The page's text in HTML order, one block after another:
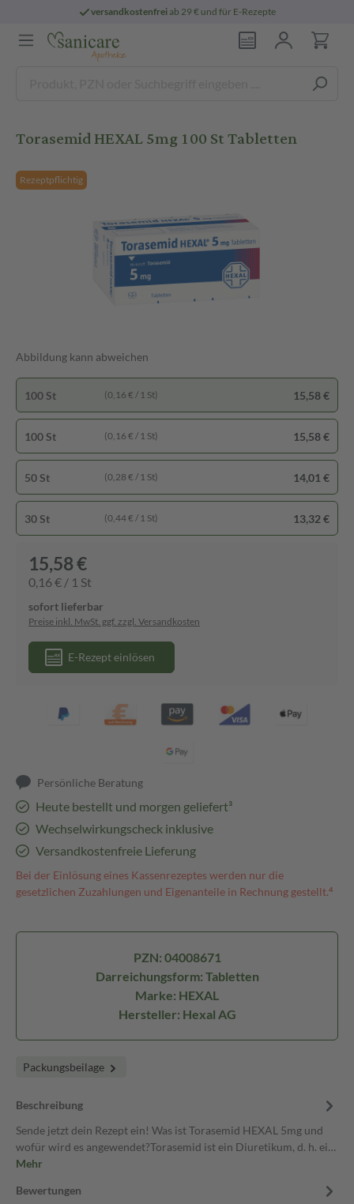
versandkostenfreiab 29 € und für E-Rezepte
Torasemid HEXAL 5mg 100 St Tabletten
Rezeptpflichtig
Abbildung kann abweichen
100 St (0,16 € / 1 St) 15,58 €
100 St (0,16 € / 1 St) 15,58 €
50 St (0,28 € / 1 St) 14,01 €
30 St (0,44 € / 1 St) 13,32 €
15,58 €
0,16 € / 1 St
sofort lieferbar
Preise inkl. MwSt. ggf. zzgl. Versandkosten
E-Rezept einlösen
Persönliche Beratung
Heute bestellt und morgen geliefert³
Wechselwirkungscheck inklusive
Versandkostenfreie Lieferung
Bei der Einlösung eines Kassenrezeptes werden nur die
gesetzlichen Zuzahlungen und Eigenanteile in Rechnung gestellt.⁴
PZN: 04008671
Darreichungsform: Tabletten
Marke: HEXAL
Hersteller: Hexal AG
Packungsbeilage
Beschreibung
Sende jetzt dein Rezept ein! Was ist Torasemid HEXAL 5mg und
wofür wird es angewendet?Torasemid ist ein Diuretikum, d. h. ei…
Mehr
Bewertungen